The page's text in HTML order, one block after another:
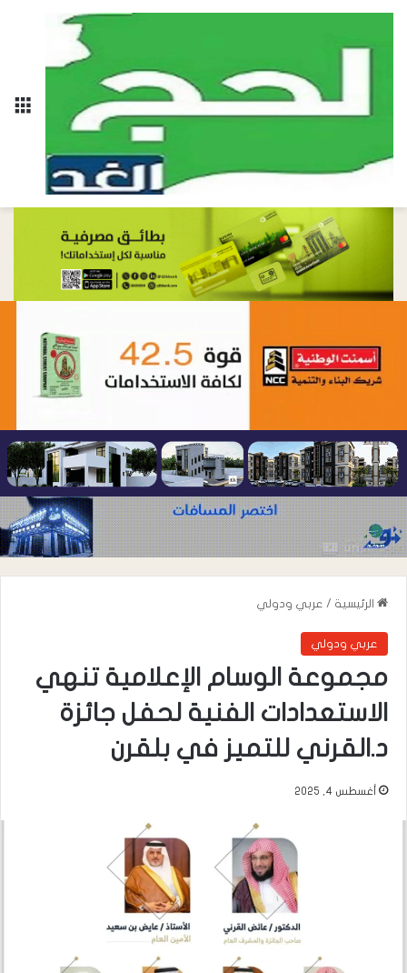
الرئيسية / عربي ودولي
عربي ودولي
مجموعة الوسام الإعلامية تنهي
الاستعدادات الفنية لحفل جائزة
د.القرني للتميز في بلقرن
أغسطس 4, 2025